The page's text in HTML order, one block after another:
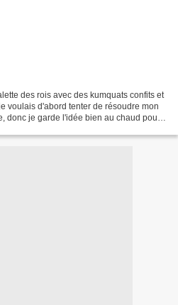
des rois avec des kumquats confits et
voulais d'abord tenter de résoudre mon
donc je garde l'idée bien au chaud pour